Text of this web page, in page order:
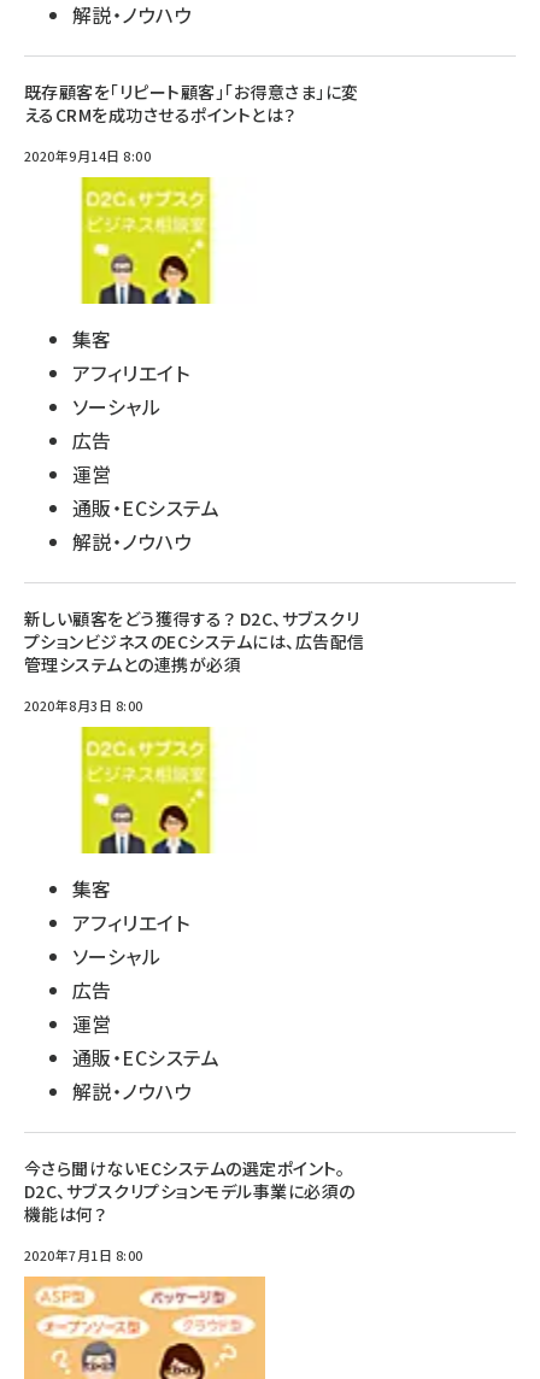
解説・ノウハウ
既存顧客を「リピート顧客」「お得意さま」に変
えるCRMを成功させるポイントとは？
2020年9月14日 8:00
集客
アフィリエイト
ソーシャル
広告
運営
通販・ECシステム
解説・ノウハウ
新しい顧客をどう獲得する？ D2C、サブスクリ
プションビジネスのECシステムには、広告配信
管理システムとの連携が必須
2020年8月3日 8:00
集客
アフィリエイト
ソーシャル
広告
運営
通販・ECシステム
解説・ノウハウ
今さら聞けないECシステムの選定ポイント。
D2C、サブスクリプションモデル事業に必須の
機能は何？
2020年7月1日 8:00